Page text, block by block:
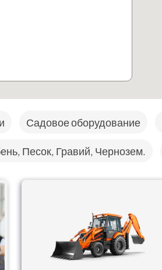
Садовое оборудование
Песок, Гравий, Чернозем.